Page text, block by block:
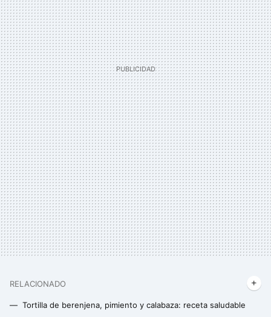
RELACIONADO
Tortilla de berenjena, pimiento y calabaza: receta saludable